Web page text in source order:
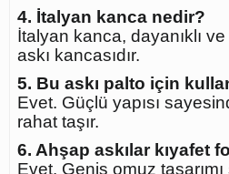
4. İtalyan kanca nedir?
İtalyan kanca, dayanıklı
askı kancasıdır.
5. Bu askı palto için
Evet. Güçlü yapısı
rahat taşır.
6. Ahşap askılar kıyafet
Evet. Geniş omuz